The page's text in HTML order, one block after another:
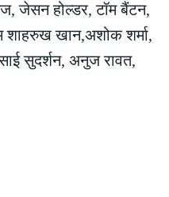
जेसन होल्डर, टॉम बैंटन,
शाहरुख खान,अशोक शर्मा,
सुदर्शन, अनुज रावत,